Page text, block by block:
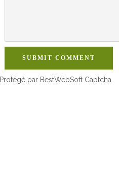
SUBMIT COMMENT
Protégé par BestWebSoft Captcha